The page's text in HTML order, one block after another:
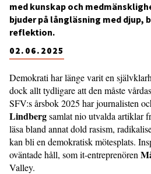
02.06.2025
med kunskap och
bjuder på långläsning med djup,
reflektion.
Demokrati har länge varit en
dock allt tydligare att den måste
SFV:s årsbok 2025 har journalisten
Lindbergsamlat nio utvalda artiklar
läsa bland annat dold rasism,
kan bli en demokratisk mötesplats.
oväntade håll, som it-entreprenören
Valley.